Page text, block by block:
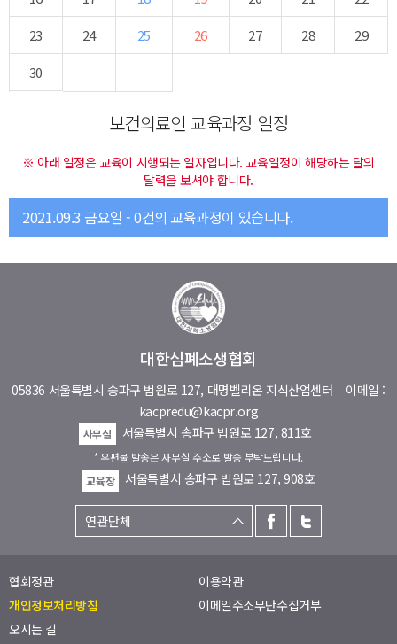
23
24 25 26 27 28
29
30
보건의료인 교육과정 일정
※ 아래 일정은 교육이 시행되는 일자입니다. 교육일정이 해당하는 달의
달력을 보셔야 합니다.
2021.09.3 금요일 - 0건의 교육과정이 있습니다.
대한심폐소생협회
05836 서울특별시 송파구 법원로 127, 대명벨리온 지식산업센터 이메일 :
kacpredu@kacpr.org
사무실 서울특별시 송파구 법원로 127, 811호
* 우편물 발송은 사무실 주소로 발송 부탁드립니다.
교육장
서울특별시 송파구 법원로 127, 908호
협회정관
이용약관
개인정보처리방침
이메일주소무단수집거부
오시는 길